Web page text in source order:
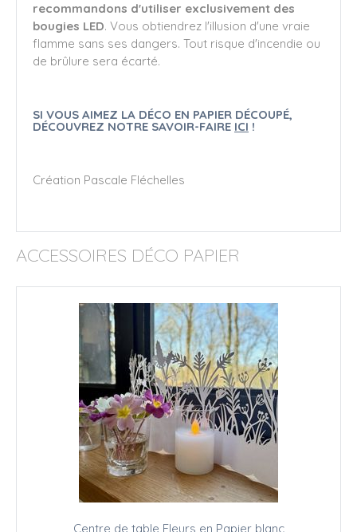
recommandons d'utiliser exclusivement des
bougies LED. Vous obtiendrez l'illusion d'une vraie
flamme sans ses dangers. Tout risque d'incendie ou
de brûlure sera écarté.
SI VOUS AIMEZ LA DÉCO EN PAPIER DÉCOUPÉ,
DÉCOUVREZ NOTRE SAVOIR-FAIRE ICI !
Création Pascale Fléchelles
ACCESSOIRES DÉCO PAPIER
Centre de table Fleurs en Papier blanc